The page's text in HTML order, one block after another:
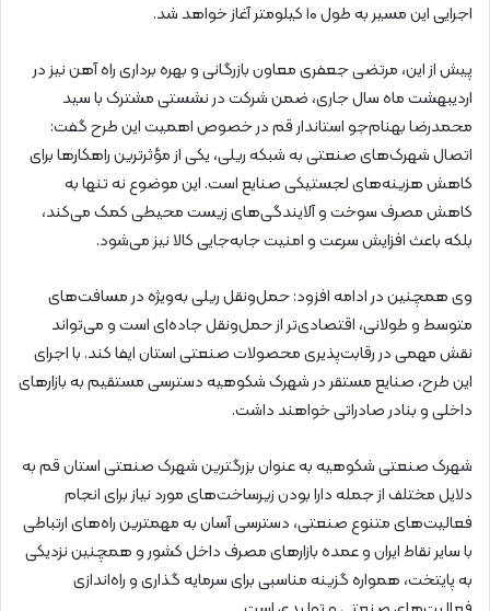
اجرایی این مسیر به طول ۱۰ کیلومتر آغاز خواهد شد.
پیش از این، مرتضی جعفری معاون بازرگانی و بهره برداری راه آهن نیز در
اردیبهشت ماه سال جاری، ضمن شرکت در نشستی مشترک با سید
محمدرضا بهنام‌جو استاندار قم در خصوص اهمیت این طرح گفت:
اتصال شهرک‌های صنعتی به شبکه ریلی، یکی از مؤثرترین راهکارها برای
کاهش هزینه‌های لجستیکی صنایع است. این موضوع نه‌ تنها به
کاهش مصرف سوخت و آلایندگی‌های زیست ‌محیطی کمک می‌کند،
بلکه باعث افزایش سرعت و امنیت جابه‌جایی کالا نیز می‌شود.
وی همچنین در ادامه افزود: حمل‌ونقل ریلی به‌ویژه در مسافت‌های
متوسط و طولانی، اقتصادی‌تر از حمل‌ونقل جاده‌ای است و می‌تواند
نقش مهمی در رقابت‌پذیری محصولات صنعتی استان ایفا کند. با اجرای
این طرح، صنایع مستقر در شهرک شکوهیه دسترسی مستقیم به بازارهای
داخلی و بنادر صادراتی خواهند داشت.
شهرک صنعتی شکوهیه به عنوان بزرگترین شهرک صنعتی استان قم به
دلایل مختلف از جمله دارا بودن زیرساخت‌های مورد نیاز برای انجام
فعالیت‌های متنوع صنعتی، دسترسی آسان به مهمترین راه‌های ارتباطی
با سایر نقاط ایران و عمده بازارهای مصرف داخل کشور و همچنین نزدیکی
به پایتخت، همواره گزینه مناسبی برای سرمایه گذاری و راه‌اندازی